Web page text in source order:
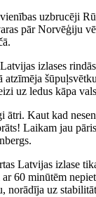
uzbrucēji
pār Norvēģiju
izlases
atzīmēja
uz ledus kāpa
ātri. Kaut kad
Laikam jau
Latvijas izlase
60 minūtēm
norādīja uz